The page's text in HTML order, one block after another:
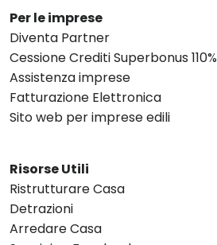
Per le imprese
Diventa Partner
Cessione Crediti Superbonus 110%
Assistenza imprese
Fatturazione Elettronica
Sito web per imprese edili
Risorse Utili
Ristrutturare Casa
Detrazioni
Arredare Casa